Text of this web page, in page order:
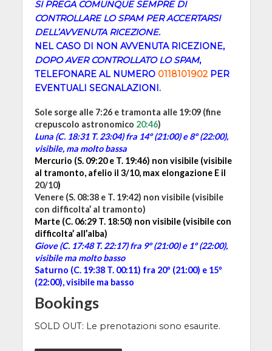
SI PREGA COMUNQUE SEMPRE DI
CONTROLLARE LO SPAM PER ACCERTARSI
DELL’AVVENUTA RICEZIONE.
NEL CASO DI NON AVVENUTA RICEZIONE,
DOPO AVER CONTROLLATO LO SPAM,
TELEFONARE AL NUMERO 0118101902PER
EVENTUALI SEGNALAZIONI.
Sole sorge alle 7:26 e tramonta alle 19:09 (fine
crepuscolo astronomico 20:46)
Luna (C. 18:31 T. 23:04) fra 14º (21:00) e 8º (22:00),
visibile, ma molto bassa
Mercurio (S. 09:20 e T. 19:46) non visibile (visibile
al tramonto, afelio il 3/10, max elongazione E il
20/10)
Venere (S. 08:38 e T. 19:42) non visibile (visibile
con difficolta’ al tramonto)
Marte (C. 06:29 T. 18:50) non visibile (visibile con
difficolta’ all’alba)
Giove (C. 17:48 T. 22:17)fra 9º (21:00) e 1º (22:00),
visibile ma molto basso
Saturno (C. 19:38 T. 00:11) fra 20º (21:00) e 15º
(22:00), visibile ma basso
Bookings
SOLD OUT: Le prenotazioni sono esaurite.